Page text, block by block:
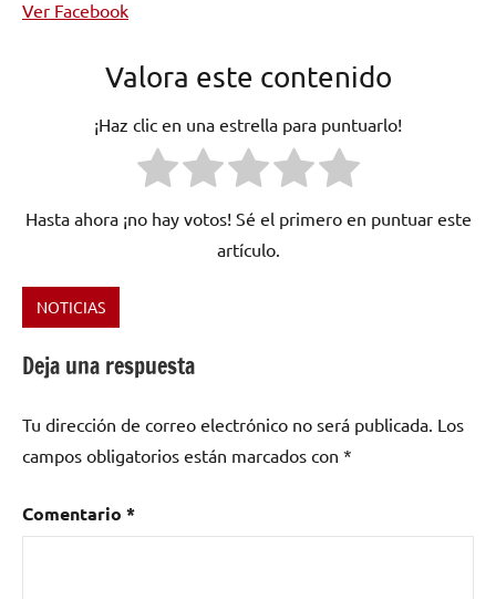
Ver Facebook
Valora este contenido
¡Haz clic en una estrella para puntuarlo!
Hasta ahora ¡no hay votos! Sé el primero en puntuar este
artículo.
Etiquetado
funk,
hop,
Hip
americano
NOTICIAS
Deja una respuesta
Tu dirección de correo electrónico no será publicada. Los
campos obligatorios están marcados con *
Comentario *